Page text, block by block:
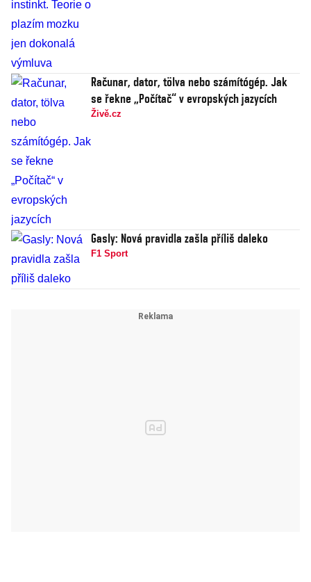
Računar, dator, tölva nebo számítógép. Jak
se řekne „Počítač“ v evropských jazycích
Živě.cz
Gasly: Nová pravidla zašla příliš daleko
F1 Sport